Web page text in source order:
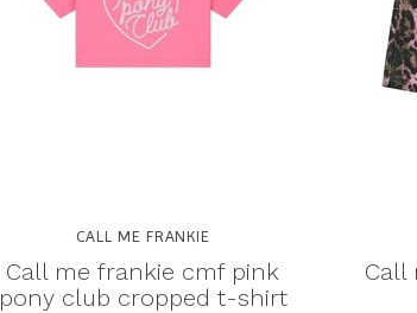
CALL ME FRANKIE
Call me frankie cmf pink
pony club cropped t-shirt
Call